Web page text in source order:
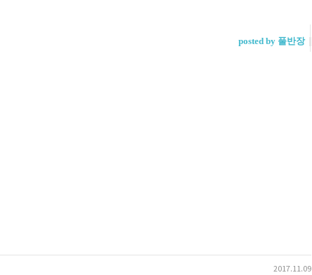
posted by 풀반장
2017.11.09